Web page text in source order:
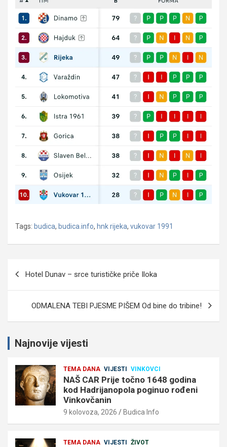
Tags: budica, budica.info, hnk rijeka, vukovar 1991
Hotel Dunav – srce turističke priče Iloka
ODMALENA TEBI PJESME PIŠEM Od bine do tribine!
Najnovije vijesti
TEMA DANA VIJESTI VINKOVCI
NAŠ CAR Prije točno 1648 godina
kod Hadrijanopola poginuo rođeni
Vinkovčanin
9 kolovoza, 2026 Budica Info
TEMA DANA VIJESTI ŽIVOT